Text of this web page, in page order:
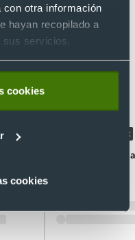
con otra información
hayan recopilado a
servicios.
cookies
cookies
+1
Unisex
Polo pique 100%